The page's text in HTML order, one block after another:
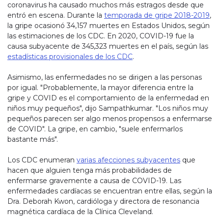
coronavirus ha causado muchos más estragos desde que
entró en escena. Durante la temporada de gripe 2018-2019,
la gripe ocasionó 34,157 muertes en Estados Unidos, según
las estimaciones de los CDC. En 2020, COVID-19 fue la
causa subyacente de 345,323 muertes en el país, según las
estadísticas provisionales de los CDC.
Asimismo, las enfermedades no se dirigen a las personas
por igual. "Probablemente, la mayor diferencia entre la
gripe y COVID es el comportamiento de la enfermedad en
niños muy pequeños", dijo Sampathkumar. "Los niños muy
pequeños parecen ser algo menos propensos a enfermarse
de COVID". La gripe, en cambio, "suele enfermarlos
bastante más".
Los CDC enumeran varias afecciones subyacentes que
hacen que alguien tenga más probabilidades de
enfermarse gravemente a causa de COVID-19. Las
enfermedades cardíacas se encuentran entre ellas, según la
Dra. Deborah Kwon, cardióloga y directora de resonancia
magnética cardíaca de la Clínica Cleveland.